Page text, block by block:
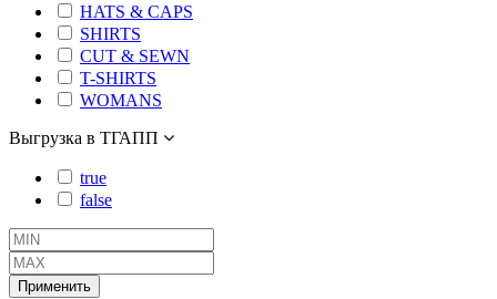
HATS & CAPS
SHIRTS
CUT & SEWN
T-SHIRTS
WOMANS
Выгрузка в ТГАПП
true
false
Применить